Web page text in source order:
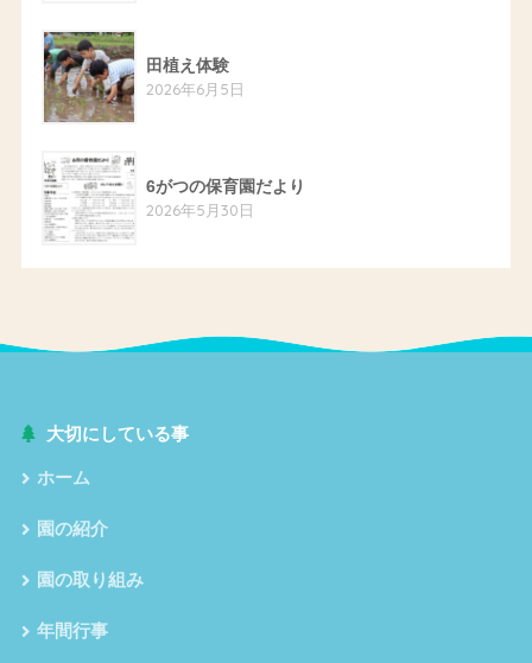
田植え体験
2026年6月5日
6がつの保育園だより
2026年5月30日
大切にしている事
ホーム
園の紹介
園の取り組み
年間行事